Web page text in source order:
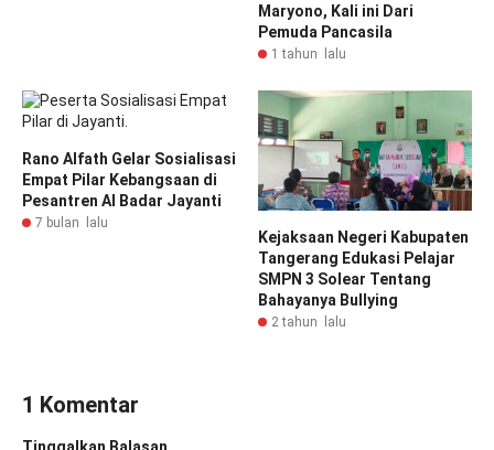
Maryono, Kali ini Dari
Pemuda Pancasila
1 tahun lalu
Rano Alfath Gelar Sosialisasi
Empat Pilar Kebangsaan di
Pesantren Al Badar Jayanti
7 bulan lalu
Kejaksaan Negeri Kabupaten
Tangerang Edukasi Pelajar
SMPN 3 Solear Tentang
Bahayanya Bullying
2 tahun lalu
1 Komentar
Tinggalkan Balasan